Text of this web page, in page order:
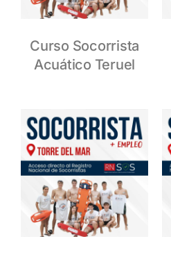
Curso Socorrista
Acuático Teruel